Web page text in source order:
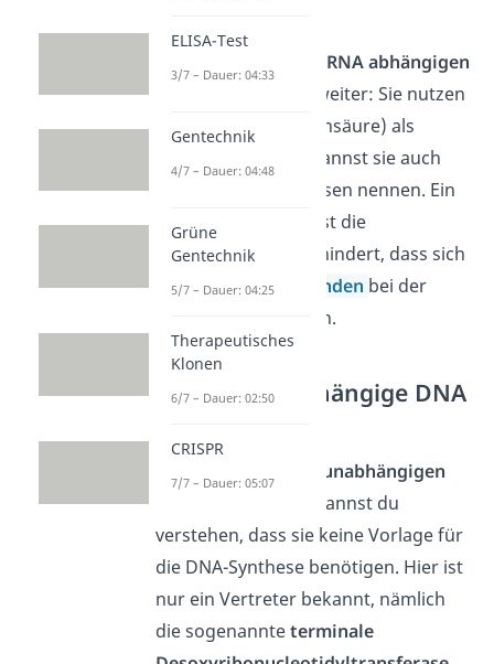
RNA abhängigen
weiter: Sie nutzen
die
RNA (Ribonukleinsäure) als
Kopiervorlage. Du kannst sie auch
Reverse Transkriptasen nennen. Ein
bekanntes Beispiel ist die
Telomerase, die verhindert, dass sich
dieChromosomenenden bei der
Zellteilung verkürzen.
Matrizenunabhängige DNA
Matrizenunabhängigen
kannst du
verstehen, dass sie keine Vorlage für
die DNA-Synthese benötigen. Hier ist
nur ein Vertreter bekannt, nämlich
die sogenannteterminale
ELISA-Test
3/7 – Dauer: 04:33
Gentechnik
4/7 – Dauer: 04:48
Grüne
Gentechnik
5/7 – Dauer: 04:25
Therapeutisches
Klonen
6/7 – Dauer: 02:50
CRISPR
7/7 – Dauer: 05:07